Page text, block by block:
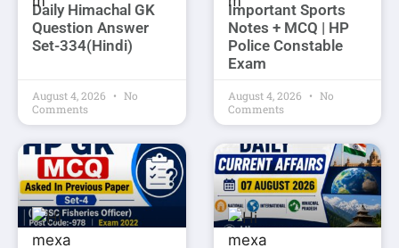
Daily Himachal GK
Question Answer
Set-334(Hindi)
August 4, 2026
No
Comments
Important Sports
Notes + MCQ | HP
Police Constable
Exam
August 4, 2026
No
Comments